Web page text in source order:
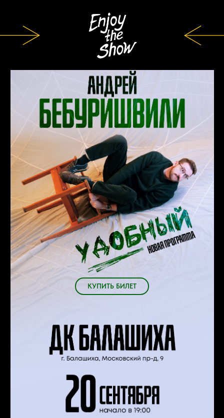
КУПИТЬ БИЛЕТ